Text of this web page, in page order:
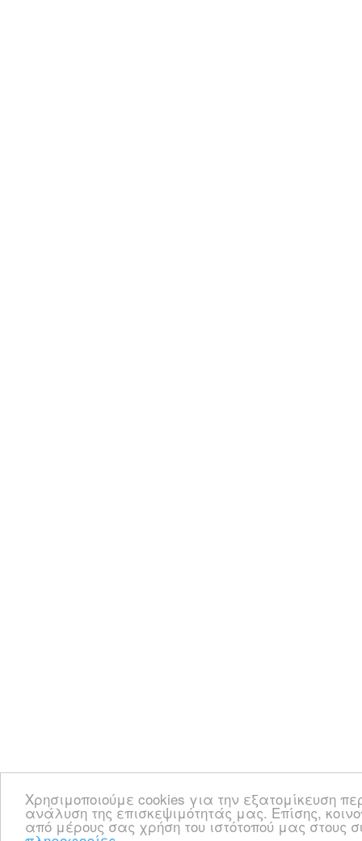
Χρησιμοποιούμε cookies για την εξατομίκευση
ανάλυση της επισκεψιμότητάς μας. Επίσης,
από μέρους σας χρήση του ιστότοπού μας